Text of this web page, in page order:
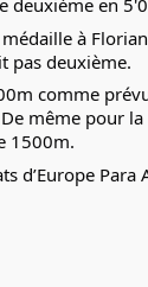
deuxième en
à
pas deuxième.
comme
même pour
1500m.
d’Europe Para